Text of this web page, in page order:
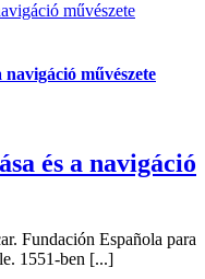
művészete
művészete
és a navigáció
Fundación Española para
1551-ben [...]